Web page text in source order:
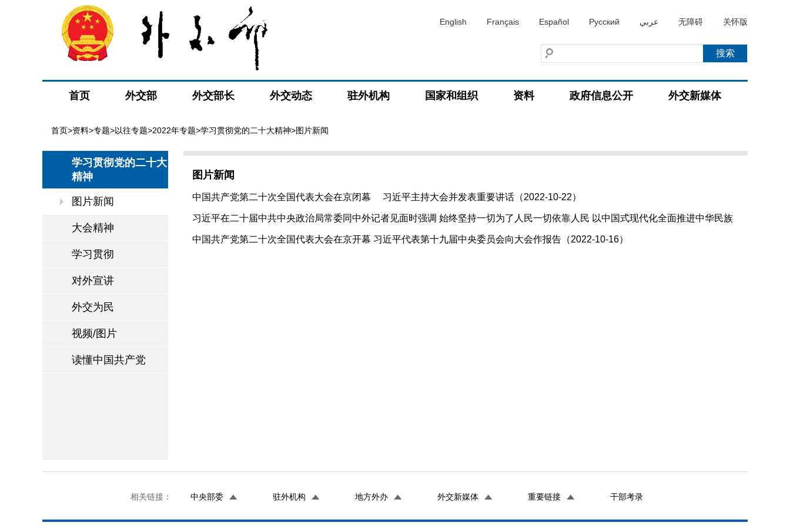
English Français Español Русский عربي 无障碍 关怀版
首页 外交部 外交部长 外交动态 驻外机构 国家和组织 资料 政府信息公开 外交新媒体
首页>资料>专题>以往专题>2022年专题>学习贯彻党的二十大精神>图片新闻
学习贯彻党的二十大
精神
图片新闻
大会精神
学习贯彻
对外宣讲
外交为民
视频/图片
读懂中国共产党
图片新闻
中国共产党第二十次全国代表大会在京闭幕 习近平主持大会并发表重要讲话（2022-10-22）
习近平在二十届中共中央政治局常委同中外记者见面时强调 始终坚持一切为了人民一切依靠人民 以中国式现代化全面推进中华民族
伟大复兴（2022-10-23）
中国共产党第二十次全国代表大会在京开幕 习近平代表第十九届中央委员会向大会作报告（2022-10-16）
相关链接： 中央部委 驻外机构 地方外办 外交新媒体 重要链接 干部考录